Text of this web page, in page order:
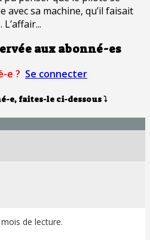
sa machine, qu’il faisait
aux abonné-es
e ? Se connecter
e, faites-le ci-dessous⤵
de lecture.